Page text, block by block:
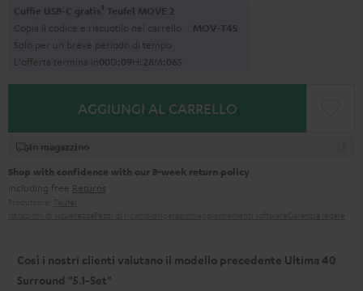
Cuffie USB-C gratis1 Teufel MOVE 2
Copia il codice e riscuotilo nel carrello. MOV-T4S
Solo per un breve periodo di tempo
L'offerta termina in00D:09H: 28M:04S
AGGIUNGI AL CARRELLO
In magazzino
Shop with confidence with our 8-week return policy
including free Returns
Così i nostri clienti valutano il modello precedente Ultima 40
Surround "5.1-Set"